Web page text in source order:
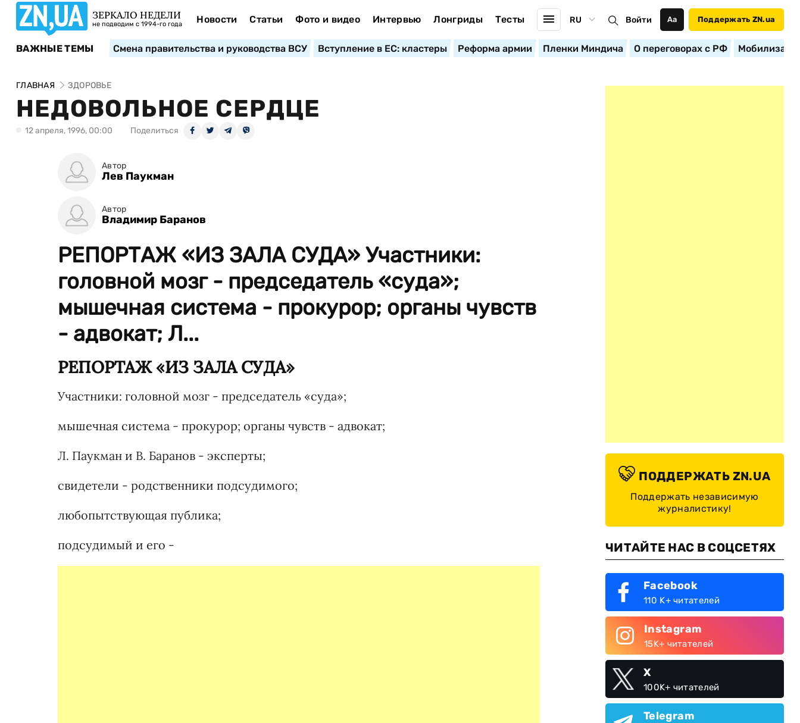
ЗЕРКАЛО НЕДЕЛИ
не подводим с 1994-го года Новости Статьи Фото и видео Интервью Лонгриды Тесты RU Войти Аа Поддержать ZN.ua
ВАЖНЫЕ ТЕМЫ Смена правительства и руководства ВСУ Вступление в ЕС: кластеры Реформа армии Пленки Миндича О переговорах с РФ
ГЛАВНАЯ ЗДОРОВЬЕ
НЕДОВОЛЬНОЕ СЕРДЦЕ
12 апреля, 1996, 00:00 Поделиться
Автор
Лев Паукман
Автор
Владимир Баранов
РЕПОРТАЖ «ИЗ ЗАЛА СУДА» Участники:
головной мозг - председатель «суда»;
мышечная система - прокурор; органы чувств
- адвокат; Л...
РЕПОРТАЖ «ИЗ ЗАЛА СУДА»
Участники: головной мозг - председатель «суда»;
мышечная система - прокурор; органы чувств - адвокат;
Л. Паукман и В. Баранов - эксперты;
свидетели - родственники подсудимого;
любопытствующая публика;
подсудимый и его -
ПОДДЕРЖАТЬ ZN.UA
Поддержать независимую
журналистику!
ЧИТАЙТЕ НАС В СОЦСЕТЯХ
Facebook
110 K+ читателей
Instagram
15K+ читателей
X
100K+ читателей
Telegram